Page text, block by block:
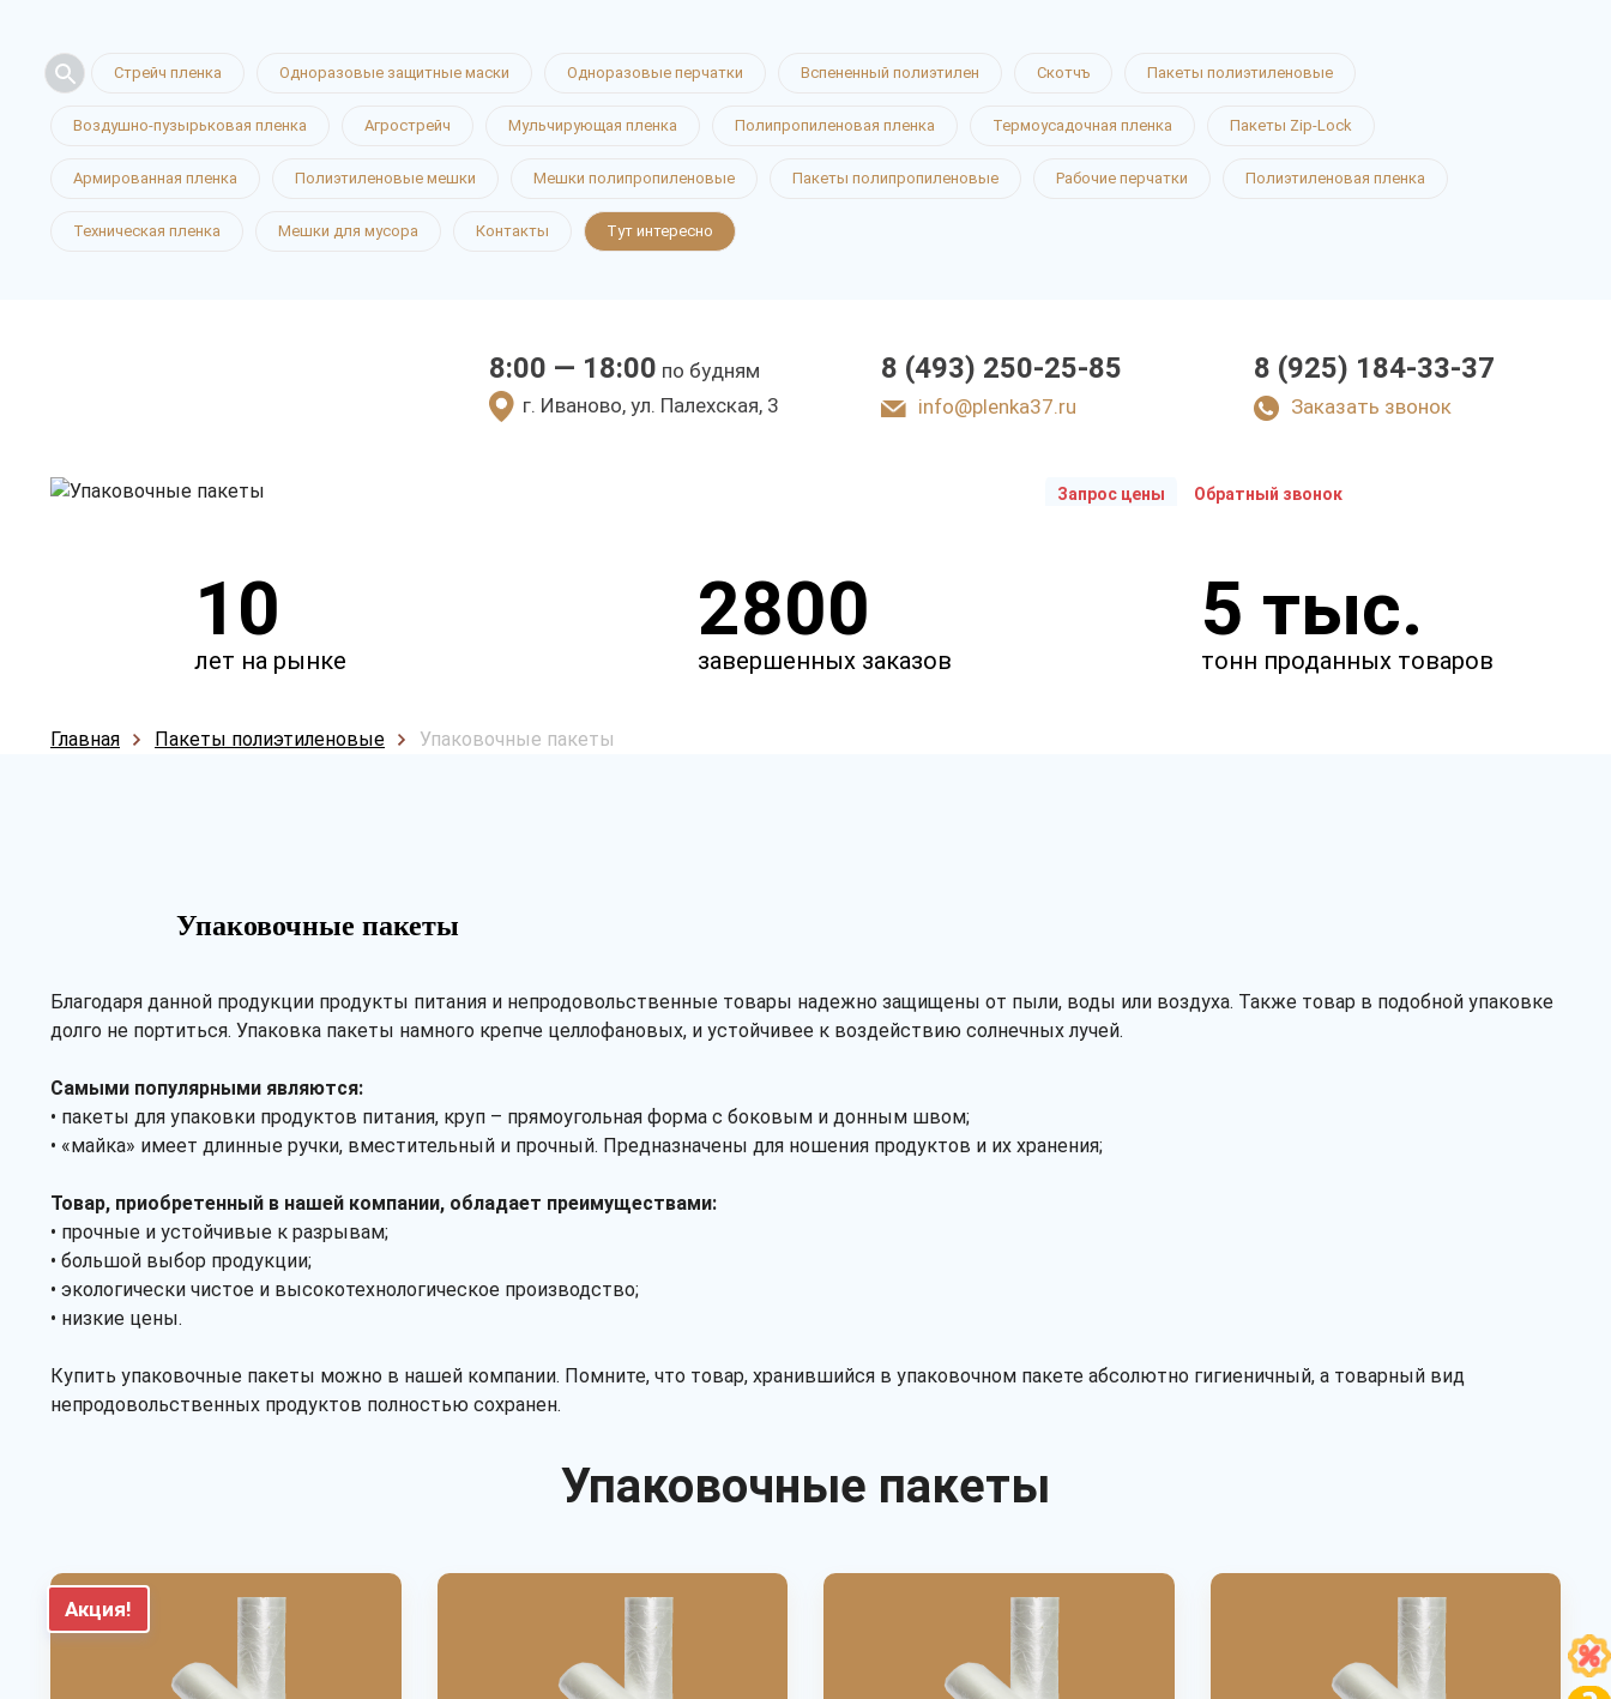
Стрейч пленка Одноразовые защитные маски Одноразовые перчатки Вспененный полиэтилен Скотчъ Пакеты полиэтиленовые
Воздушно-пузырьковая пленка Агрострейч Мульчирующая пленка Полипропиленовая пленка Термоусадочная пленка Пакеты Zip-Lock
Армированная пленка Полиэтиленовые мешки Мешки полипропиленовые Пакеты полипропиленовые Рабочие перчатки Полиэтиленовая пленка
Техническая пленка Мешки для мусора Контакты Тут интересно
8:00 — 18:00 по будням
г. Иваново, ул. Палехская, 3
8 (493) 250-25-85
info@plenka37.ru
8 (925) 184-33-37
Заказать звонок
Упаковочные пакеты
только приятные цены
Запрос цены Обратный звонок
Укажите параметры
Чтобы мы смогли рассчитать
стоимость товаров.
10
лет на рынке
2800
завершенных заказов
5 тыс.
тонн проданных товаров
Главная Пакеты полиэтиленовые Упаковочные пакеты
Упаковочные пакеты
Благодаря данной продукции продукты питания и непродовольственные товары надежно защищены от пыли, воды или воздуха. Также товар в подобной упаковке
долго не портиться. Упаковка пакеты намного крепче целлофановых, и устойчивее к воздействию солнечных лучей.
Самыми популярными являются:
• пакеты для упаковки продуктов питания, круп – прямоугольная форма с боковым и донным швом;
• «майка» имеет длинные ручки, вместительный и прочный. Предназначены для ношения продуктов и их хранения;
Товар, приобретенный в нашей компании, обладает преимуществами:
• прочные и устойчивые к разрывам;
• большой выбор продукции;
• экологически чистое и высокотехнологическое производство;
• низкие цены.
Купить упаковочные пакеты можно в нашей компании. Помните, что товар, хранившийся в упаковочном пакете абсолютно гигиеничный, а товарный вид
непродовольственных продуктов полностью сохранен.
Упаковочные пакеты
Акция!